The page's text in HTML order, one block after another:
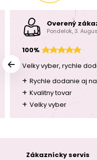
Overený
Pondelok, 3.
100%
Velky vyber, rychle
+ Rychle dodanie aj
+ Kvalitny tovar
+ Velky vyber
Zákaznícky servis